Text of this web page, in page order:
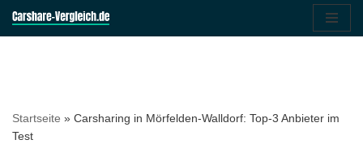
Startseite » Carsharing in Mörfelden-Walldorf: Top-3 Anbieter im
Test